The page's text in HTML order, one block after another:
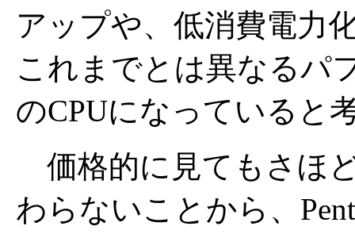
アップや、低消費電力
これまでとは異なるパ
のCPUになっていると
価格的に見てもさほ
わらないことから、